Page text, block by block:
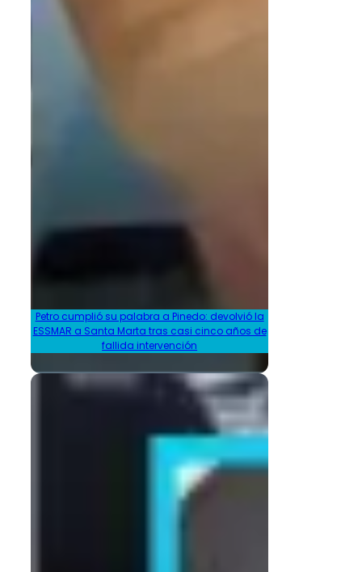
Petro cumplió su palabra a Pinedo: devolvió la
ESSMAR a Santa Marta tras casi cinco años de
fallida intervención